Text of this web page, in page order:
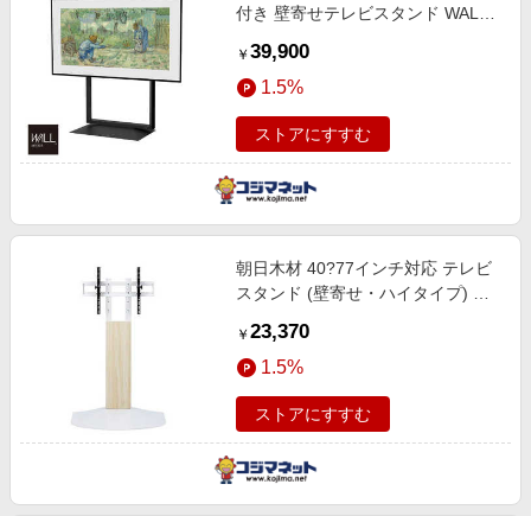
付き 壁寄せテレビスタンド WALL
WLTV45119
￥ 39,900
1.5%
ストアにすすむ
朝日木材 40?77インチ対応 テレビ
スタンド (壁寄せ・ハイタイプ) ナ
NA
￥ 23,370
1.5%
ストアにすすむ